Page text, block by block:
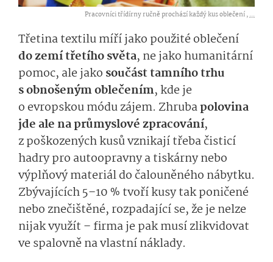
Pracovníci třídírny ručně prochází každý kus oblečení ,...
Třetina textilu míří jako použité oblečení
do zemí třetího světa, ne jako humanitární
pomoc, ale jako součást tamního trhu
s obnošeným oblečením, kde je
o evropskou módu zájem. Zhrubapolovina
jde ale na průmyslové zpracování,
z poškozených kusů vznikají třeba čisticí
hadry pro autoopravny a tiskárny nebo
výplňový materiál do čalouněného nábytku.
Zbývajících 5–10 % tvoří kusy tak poničené
nebo znečištěné, rozpadající se, že je nelze
nijak využít – firma je pak musí zlikvidovat
ve spalovně na vlastní náklady.